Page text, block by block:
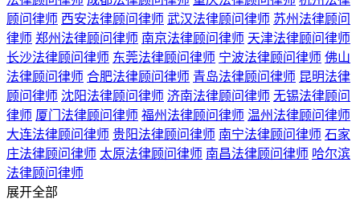
顾问律师 西安法律顾问律师 武汉法律顾问律师 苏州法律顾问
律师 郑州法律顾问律师 南京法律顾问律师 天津法律顾问律师
长沙法律顾问律师 东莞法律顾问律师 宁波法律顾问律师 佛山
法律顾问律师 合肥法律顾问律师 青岛法律顾问律师 昆明法律
顾问律师 沈阳法律顾问律师 济南法律顾问律师 无锡法律顾问
律师 厦门法律顾问律师 福州法律顾问律师 温州法律顾问律师
大连法律顾问律师 贵阳法律顾问律师 南宁法律顾问律师 石家
庄法律顾问律师 太原法律顾问律师 南昌法律顾问律师 哈尔滨
法律顾问律师
展开全部